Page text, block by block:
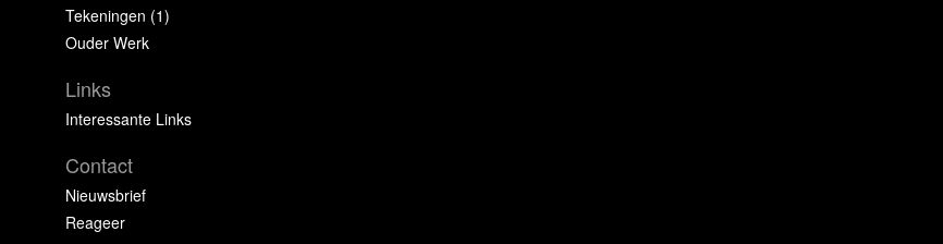
Tekeningen (1)
Ouder Werk
Links
Interessante Links
Contact
Nieuwsbrief
Reageer